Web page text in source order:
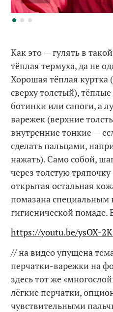
Как это — гулять в
тёплая термуха, да не
Хорошая тёплая куртка
сверху толстый),
ботинки или сапоги, а
варежек (верхние
внутренние тонкие —
сделать пальцами,
нажать). Само собой,
через толстую
открытая остальная
помазана специальным
гигиенической помаде.
https://youtu.be/ysOX-
// на видео упущена
перчатки-варежки на
здесь тот же
лёгкие перчатки,
чувствительными